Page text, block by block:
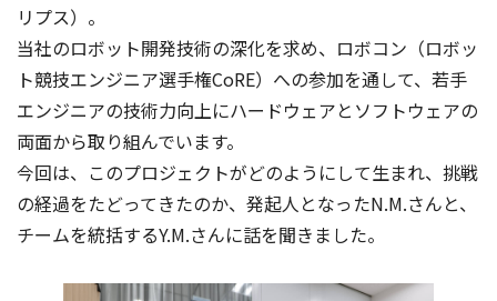
リプス）。
当社のロボット開発技術の深化を求め、ロボコン（ロボッ
ト競技エンジニア選手権CoRE）への参加を通して、若手
エンジニアの技術力向上にハードウェアとソフトウェアの
両面から取り組んでいます。
今回は、このプロジェクトがどのようにして生まれ、挑戦
の経過をたどってきたのか、発起人となったN.M.さんと、
チームを統括するY.M.さんに話を聞きました。